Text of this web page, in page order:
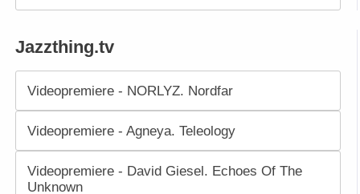
Jazzthing.tv
Videopremiere - NORLYZ. Nordfar
Videopremiere - Agneya. Teleology
Videopremiere - David Giesel. Echoes Of The
Unknown